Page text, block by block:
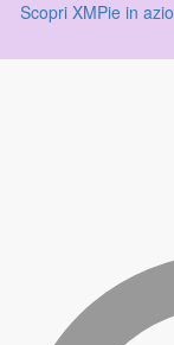
Scopri XMPie in